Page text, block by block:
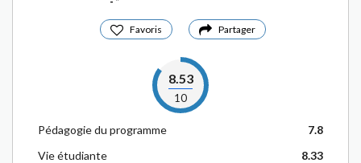
Favoris Partager
8.53
10
Pédagogie du programme
7.8
Vie étudiante
8.33